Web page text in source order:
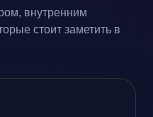
внутренним
стоит заметить в